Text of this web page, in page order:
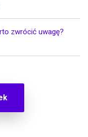
zwrócić uwagę?